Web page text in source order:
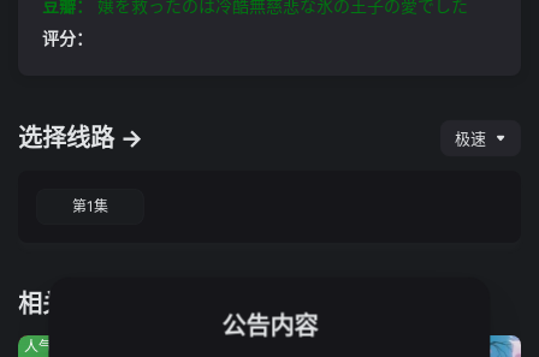
豆瓣：
嬢を救ったのは冷酷無慈悲な氷の王子の愛でした
评分：
选择线路 → 极速
第1集
相关推荐
人气:168
公告内容